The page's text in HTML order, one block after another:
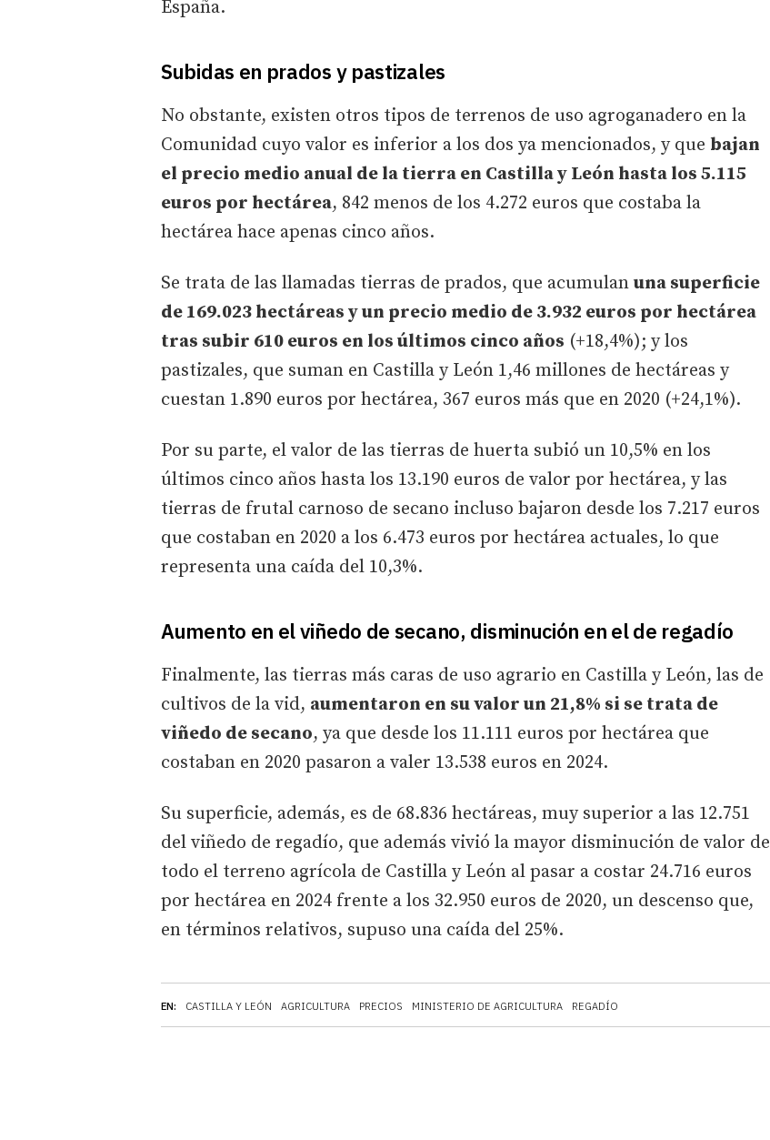
EN: CASTILLA Y LEÓN AGRICULTURA PRECIOS MINISTERIO DE AGRICULTURA REGADÍO
España.
Subidas en prados y pastizales
No obstante, existen otros tipos de terrenos de uso agroganadero en la
Comunidad cuyo valor es inferior a los dos ya mencionados, y que bajan
el precio medio anual de la tierra en Castilla y León hasta los 5.115
euros por hectárea, 842 menos de los 4.272 euros que costaba la
hectárea hace apenas cinco años.
Se trata de las llamadas tierras de prados, que acumulan una superficie
de 169.023 hectáreas y un precio medio de 3.932 euros por hectárea
tras subir 610 euros en los últimos cinco años (+18,4%); y los
pastizales, que suman en Castilla y León 1,46 millones de hectáreas y
cuestan 1.890 euros por hectárea, 367 euros más que en 2020 (+24,1%).
Por su parte, el valor de las tierras de huerta subió un 10,5% en los
últimos cinco años hasta los 13.190 euros de valor por hectárea, y las
tierras de frutal carnoso de secano incluso bajaron desde los 7.217 euros
que costaban en 2020 a los 6.473 euros por hectárea actuales, lo que
representa una caída del 10,3%.
Aumento en el viñedo de secano, disminución en el de regadío
Finalmente, las tierras más caras de uso agrario en Castilla y León, las de
cultivos de la vid, aumentaron en su valor un 21,8% si se trata de
viñedo de secano, ya que desde los 11.111 euros por hectárea que
costaban en 2020 pasaron a valer 13.538 euros en 2024.
Su superficie, además, es de 68.836 hectáreas, muy superior a las 12.751
del viñedo de regadío, que además vivió la mayor disminución de valor de
todo el terreno agrícola de Castilla y León al pasar a costar 24.716 euros
por hectárea en 2024 frente a los 32.950 euros de 2020, un descenso que,
en términos relativos, supuso una caída del 25%.